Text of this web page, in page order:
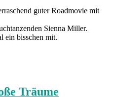
guter Roadmovie mit
Sienna Miller.
ein bisschen mit.
Träume